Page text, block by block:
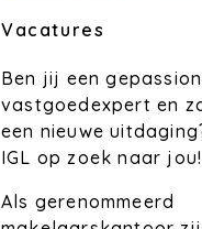
Vacatures
Ben jij een
vastgoedexpert en
een nieuwe
IGL op zoek naar jou!
Als gerenommeerd